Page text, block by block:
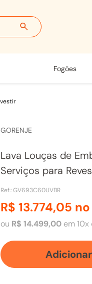
fogões
GORENJE
Lava Louças de
Serviços para
Ref.:GV693C60UVBR
R$ 13.774,05
ou R$ 14.499,00 em10x